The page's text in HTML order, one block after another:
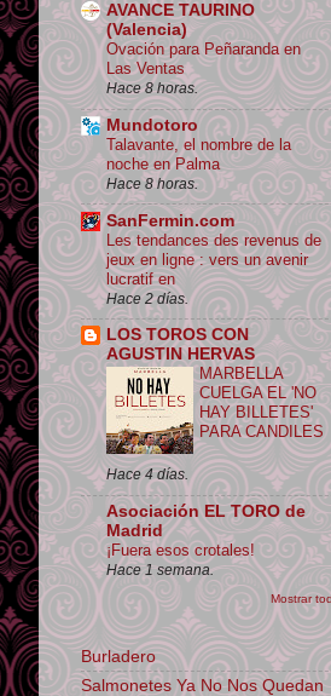
AVANCE TAURINO
(Valencia)
Ovación para Peñaranda en
Las Ventas
Hace 8 horas.
Mundotoro
Talavante, el nombre de la
noche en Palma
Hace 8 horas.
SanFermin.com
Les tendances des revenus de
jeux en ligne : vers un avenir
lucratif en
Hace 2 días.
LOS TOROS CON
AGUSTIN HERVAS
MARBELLA
CUELGA EL 'NO
HAY BILLETES'
PARA CANDILES
Hace 4 días.
Asociación EL TORO de
Madrid
¡Fuera esos crotales!
Hace 1 semana.
Mostrar
Burladero
Salmonetes Ya No Nos Quedan